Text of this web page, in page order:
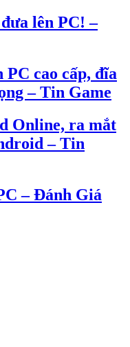
lên PC! –
cao cấp, đĩa
– Tin Game
Online, ra mắt
– Tin
– Đánh Giá